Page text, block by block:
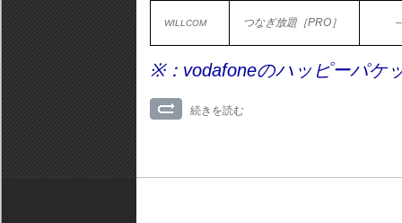
WILLCOM つなぎ放題［PRO］ –
※：vodafoneのハッピーパケ
続きを読む